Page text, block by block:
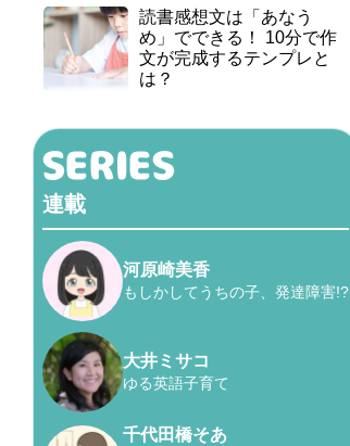
読書感想文は「あなう
め」でできる！ 10分で作
文が完成するテンプレと
は？
連載
河原崎美香
もしかしてうちの子、発達障害!?
大井ミサコ
ゆる英語子育て
千代田橋そあ